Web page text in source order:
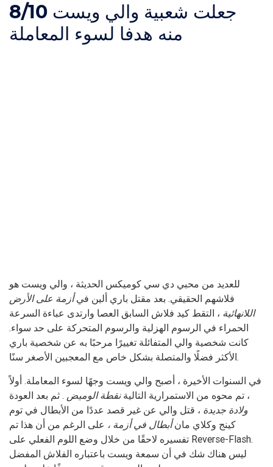
8/10
منه هدفا لسوء المعاملة
للعديد من محبي دي سي كوميكس الحديثة ، والي ويست هو
فلاشهم الحقيقي. بعد مقتل باري ألين فيأزمة على الأرض
اللانهائية ، التقط كيد فلاش السابق العصا وارتدى عباءة السرعة
الحمراء في الرسوم الهزلية والرسوم المتحركة على حد سواء.
كانت شخصية والي المتفائلة تغييرًا مرحبًا به عن شخصية باري
الأكثر فضلًا والمتصلة بشكل خاص مع المعجبين الأصغر سنًا.
في السنوات الأخيرة ، أصبح والي ويست وجهًا لسوء المعاملة. أولاً
، تم محوه من الاستمرارية التاليةنقطة الوميض . ثم بعد العودة
ولادة جديدة ، قتل والي عن غير قصد عددًا من الأبطال في توم
كينج وكلاي مانأبطال في أزمة ، على الرغم من أن هذا تم
تفسيره لاحقًا من خلال وضع اللوم الفعلي على Reverse-Flash.
ليس هناك شك في أن سمعة ويست باعتباره الفلاش المفضل